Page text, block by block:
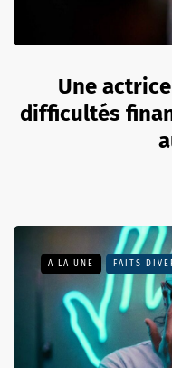
Une
difficultés
A LA UNE FAITS